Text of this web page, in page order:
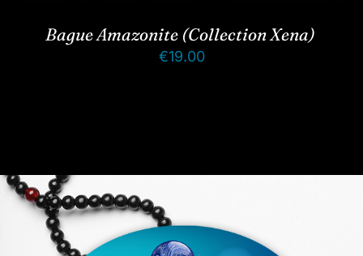
Bague Amazonite (Collection Xena)
€19.00